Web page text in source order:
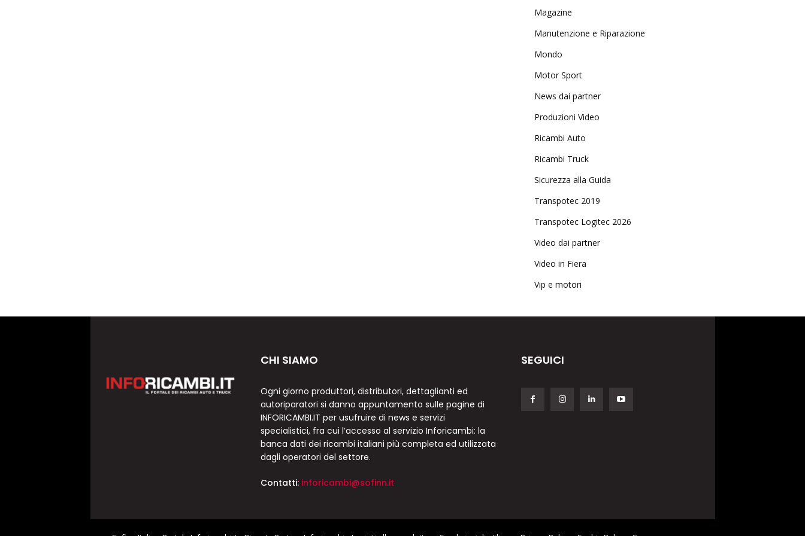
Magazine
Manutenzione e Riparazione
Mondo
Motor Sport
News dai partner
Produzioni Video
Ricambi Auto
Ricambi Truck
Sicurezza alla Guida
Transpotec 2019
Transpotec Logitec 2026
Video dai partner
Video in Fiera
Vip e motori
CHI SIAMO
Ogni giorno produttori, distributori, dettaglianti ed
autoriparatori si danno appuntamento sulle pagine di
INFORICAMBI.IT per usufruire di news e servizi
specialistici, fra cui l’accesso al servizio Inforicambi: la
banca dati dei ricambi italiani più completa ed utilizzata
dagli operatori del settore.
Contatti: inforicambi@sofinn.it
SEGUICI